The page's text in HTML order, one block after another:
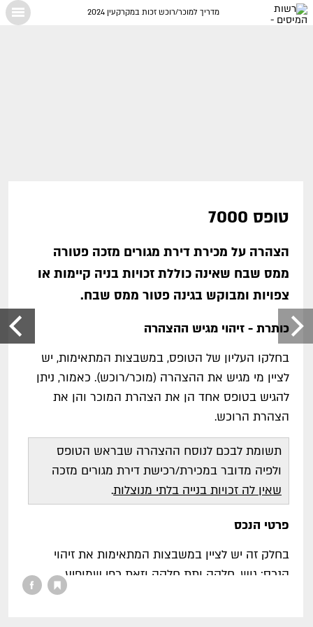
מדריך למוכר/רוכש זכות במקרקעין 2024
טופס 7000
הצהרה על מכירת דירת מגורים מזכה פטורה
ממס שבח שאינה כוללת זכויות בניה קיימות או
צפויות ומבוקש בגינה פטור ממס שבח.
כותרת - זיהוי מגיש ההצהרה
בחלקו העליון של הטופס, במשבצות המתאימות, יש
לציין מי מגיש את ההצהרה (מוכר/רוכש). כאמור, ניתן
להגיש בטופס אחד הן את הצהרת המוכר והן את
הצהרת הרוכש.
תשומת לבכם לנוסח ההצהרה שבראש הטופס
ולפיה מדובר במכירת/רכישת דירת מגורים מזכה
שאין לה זכויות בנייה בלתי מנוצלות.
פרטי הנכס
בחלק זה יש לציין במשבצות המתאימות את זיהוי
הנכס: גוש, חלקה ותת חלקה וזאת כפי שמופיע
X